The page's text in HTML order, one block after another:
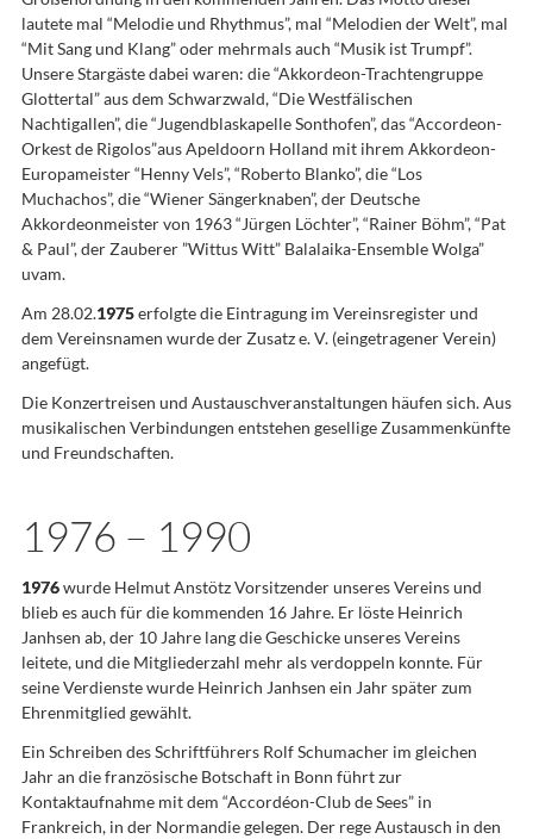
lautete mal “Melodie und Rhythmus”, mal “Melodien der Welt”, mal
“Mit Sang und Klang” oder mehrmals auch “Musik ist Trumpf”.
Unsere Stargäste dabei waren: die “Akkordeon-Trachtengruppe
Glottertal” aus dem Schwarzwald, “Die Westfälischen
Nachtigallen”, die “Jugendblaskapelle Sonthofen”, das “Accordeon-
Orkest de Rigolos”aus Apeldoorn Holland mit ihrem Akkordeon-
Europameister “Henny Vels”, “Roberto Blanko”, die “Los
Muchachos”, die “Wiener Sängerknaben”, der Deutsche
Akkordeonmeister von 1963 “Jürgen Löchter”, “Rainer Böhm”, “Pat
& Paul”, der Zauberer ”Wittus Witt” Balalaika-Ensemble Wolga”
uvam.
Am 28.02.1975erfolgte die Eintragung im Vereinsregister und
dem Vereinsnamen wurde der Zusatz e. V. (eingetragener Verein)
angefügt.
Die Konzertreisen und Austauschveranstaltungen häufen sich. Aus
musikalischen Verbindungen entstehen gesellige Zusammenkünfte
und Freundschaften.
1976 – 1990
1976wurde Helmut Anstötz Vorsitzender unseres Vereins und
blieb es auch für die kommenden 16 Jahre. Er löste Heinrich
Janhsen ab, der 10 Jahre lang die Geschicke unseres Vereins
leitete, und die Mitgliederzahl mehr als verdoppeln konnte. Für
seine Verdienste wurde Heinrich Janhsen ein Jahr später zum
Ehrenmitglied gewählt.
Ein Schreiben des Schriftführers Rolf Schumacher im gleichen
Jahr an die französische Botschaft in Bonn führt zur
Kontaktaufnahme mit dem “Accordéon-Club de Sees” in
Frankreich, in der Normandie gelegen. Der rege Austausch in den